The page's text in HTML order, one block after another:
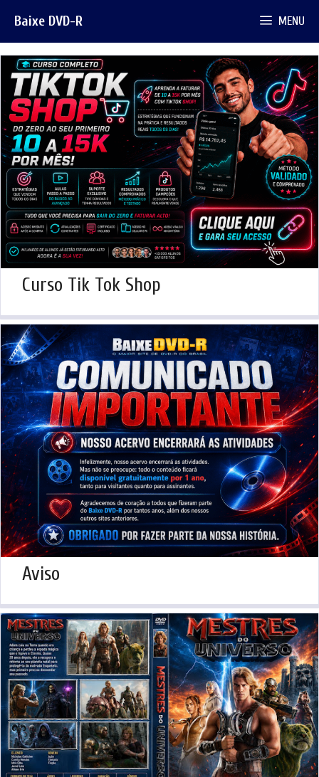
para
o
conteúdo
Baixe DVD-R MENU
Curso Tik Tok Shop
Aviso